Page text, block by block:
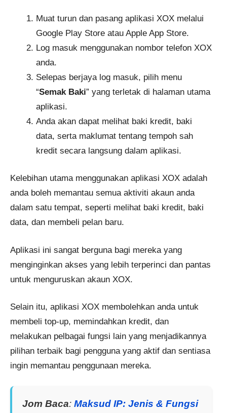
Muat turun dan pasang aplikasi XOX melalui
Google Play Store atau Apple App Store.
Log masuk menggunakan nombor telefon XOX
anda.
Selepas berjaya log masuk, pilih menu
“Semak Baki” yang terletak di halaman utama
aplikasi.
Anda akan dapat melihat baki kredit, baki
data, serta maklumat tentang tempoh sah
kredit secara langsung dalam aplikasi.
Kelebihan utama menggunakan aplikasi XOX adalah
anda boleh memantau semua aktiviti akaun anda
dalam satu tempat, seperti melihat baki kredit, baki
data, dan membeli pelan baru.
Aplikasi ini sangat berguna bagi mereka yang
menginginkan akses yang lebih terperinci dan pantas
untuk menguruskan akaun XOX.
Selain itu, aplikasi XOX membolehkan anda untuk
membeli top-up, memindahkan kredit, dan
melakukan pelbagai fungsi lain yang menjadikannya
pilihan terbaik bagi pengguna yang aktif dan sentiasa
ingin memantau penggunaan mereka.
Jom Baca: Maksud IP: Jenis & Fungsi